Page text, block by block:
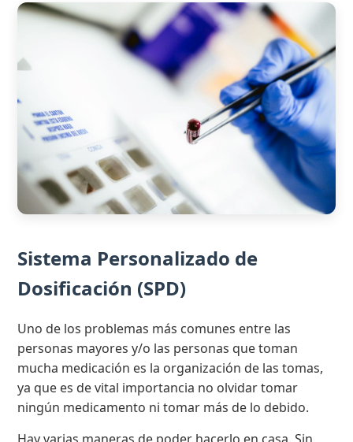
Sistema Personalizado de
Dosificación (SPD)
Uno de los problemas más comunes entre las
personas mayores y/o las personas que toman
mucha medicación es la organización de las tomas,
ya que es de vital importancia no olvidar tomar
ningún medicamento ni tomar más de lo debido.